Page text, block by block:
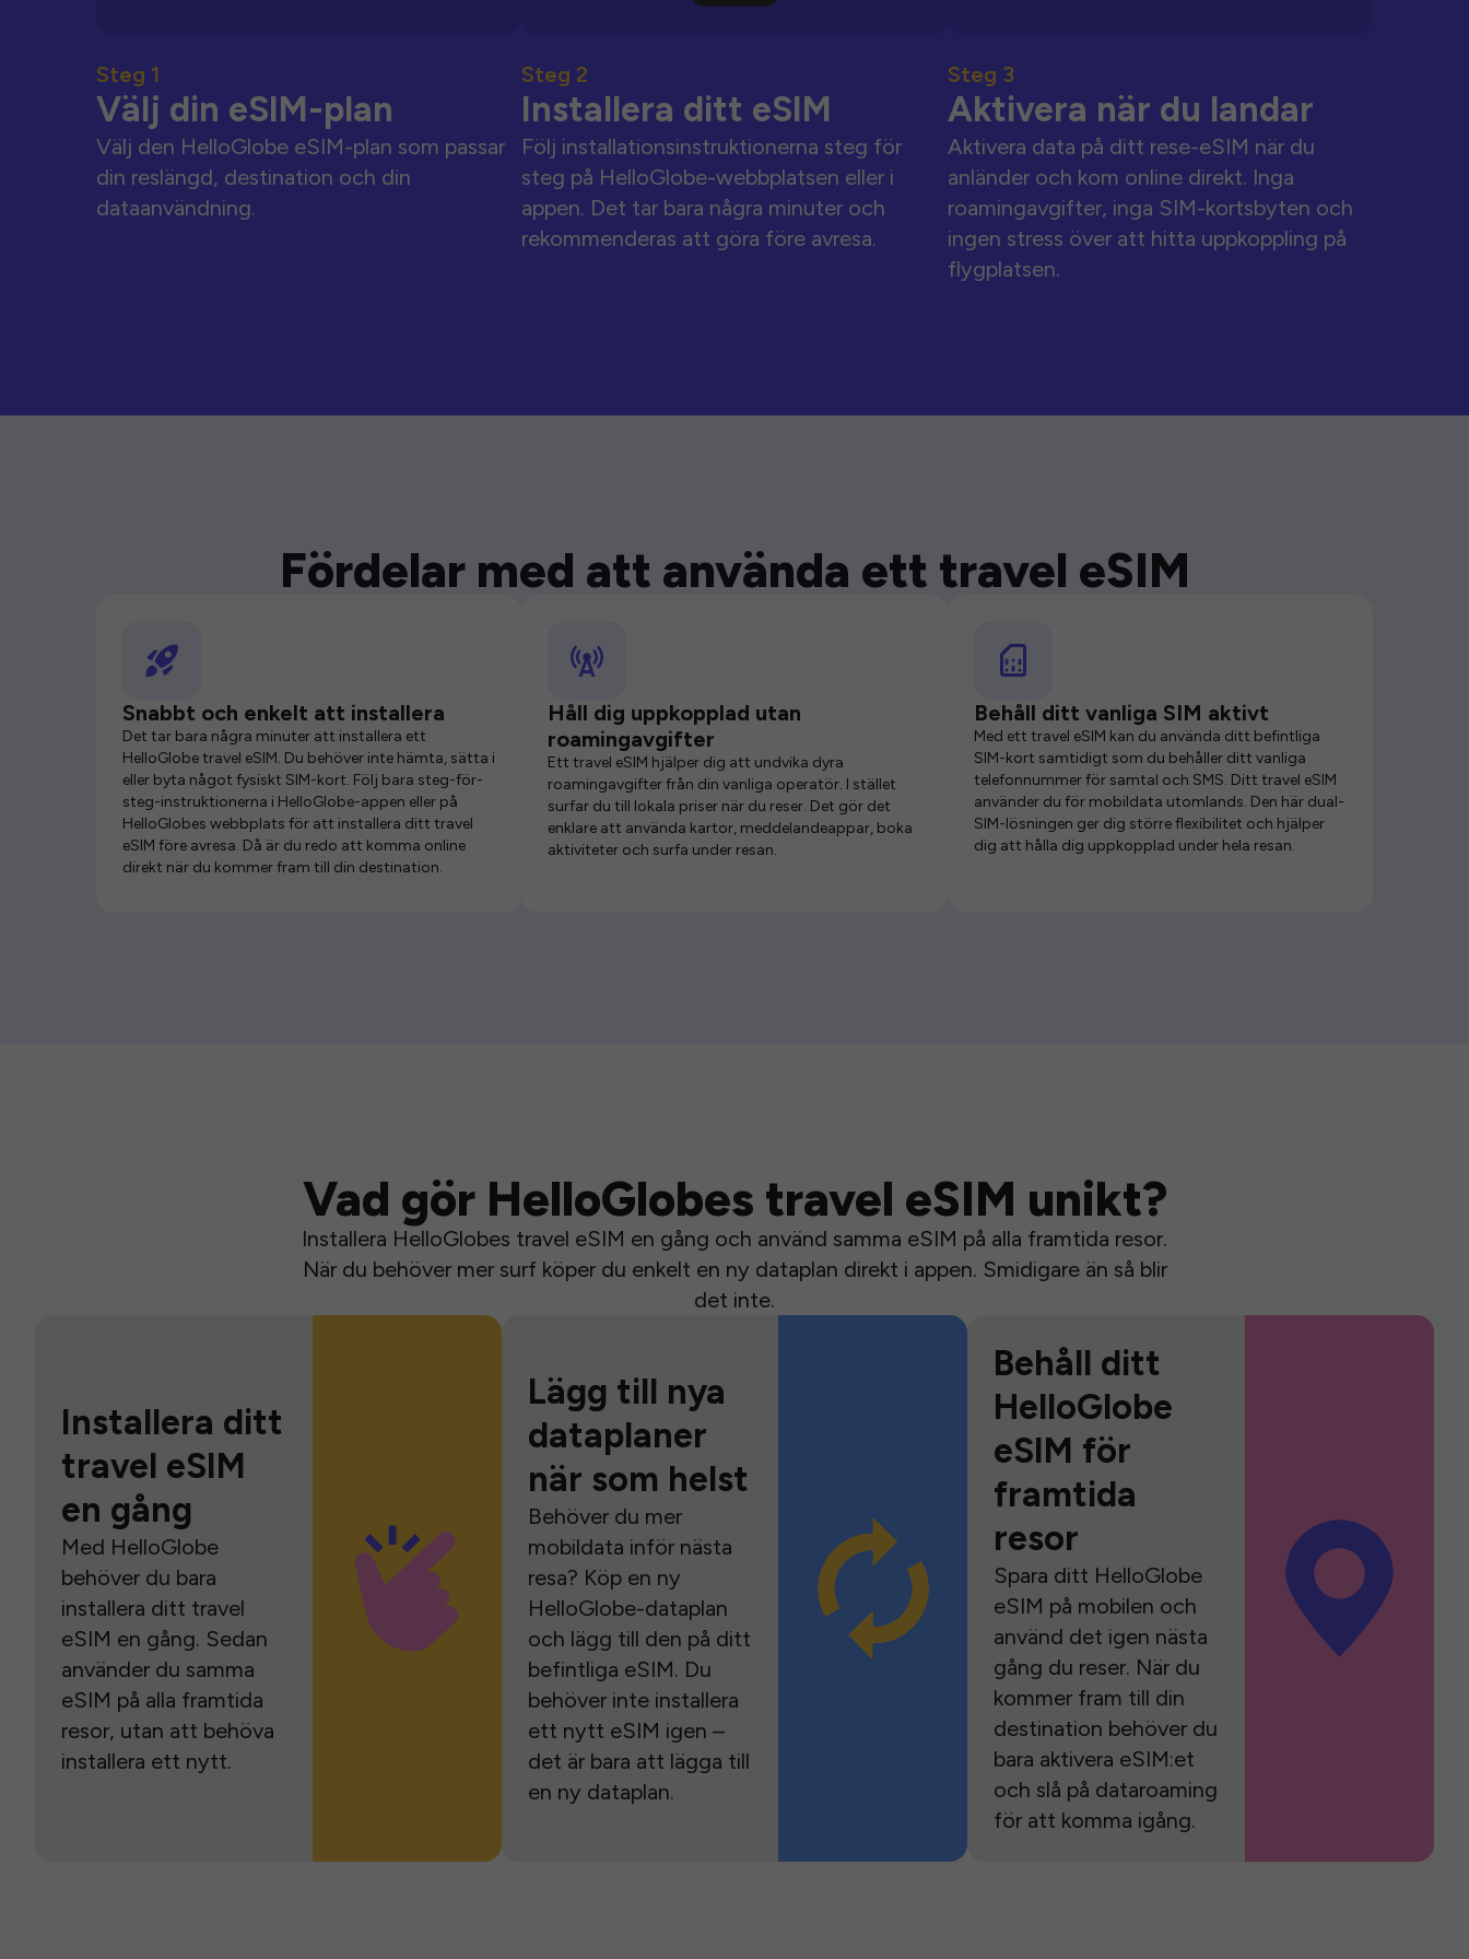
Steg 1
Välj din eSIM-plan
Välj den HelloGlobe eSIM-plan som passar
din reslängd, destination och din
dataanvändning.
Steg 2
Installera ditt eSIM
Följ installationsinstruktionerna steg för
steg på HelloGlobe-webbplatsen eller i
appen. Det tar bara några minuter och
rekommenderas att göra före avresa.
Steg 3
Aktivera när du landar
Aktivera data på ditt rese-eSIM när du
anländer och kom online direkt. Inga
roamingavgifter, inga SIM-kortsbyten och
ingen stress över att hitta uppkoppling på
flygplatsen.
Fördelar med att använda ett travel eSIM
Snabbt och enkelt att installera
Det tar bara några minuter att installera ett
HelloGlobe travel eSIM. Du behöver inte hämta, sätta i
eller byta något fysiskt SIM-kort. Följ bara steg-för-
steg-instruktionerna i HelloGlobe-appen eller på
HelloGlobes webbplats för att installera ditt travel
eSIM före avresa. Då är du redo att komma online
direkt när du kommer fram till din destination.
Håll dig uppkopplad utan
roamingavgifter
Ett travel eSIM hjälper dig att undvika dyra
roamingavgifter från din vanliga operatör. I stället
surfar du till lokala priser när du reser. Det gör det
enklare att använda kartor, meddelandeappar, boka
aktiviteter och surfa under resan.
Behåll ditt vanliga SIM aktivt
Med ett travel eSIM kan du använda ditt befintliga
SIM-kort samtidigt som du behåller ditt vanliga
telefonnummer för samtal och SMS. Ditt travel eSIM
använder du för mobildata utomlands. Den här dual-
SIM-lösningen ger dig större flexibilitet och hjälper
dig att hålla dig uppkopplad under hela resan.
Vad gör HelloGlobes travel eSIM unikt?
Installera HelloGlobes travel eSIM en gång och använd samma eSIM på alla framtida resor.
När du behöver mer surf köper du enkelt en ny dataplan direkt i appen. Smidigare än så blir
det inte.
Installera ditt
travel eSIM
en gång
Med HelloGlobe
behöver du bara
installera ditt travel
eSIM en gång. Sedan
använder du samma
eSIM på alla framtida
resor, utan att behöva
installera ett nytt.
Lägg till nya
dataplaner
när som helst
Behöver du mer
mobildata inför nästa
resa? Köp en ny
HelloGlobe-dataplan
och lägg till den på ditt
befintliga eSIM. Du
behöver inte installera
ett nytt eSIM igen –
det är bara att lägga till
en ny dataplan.
Behåll ditt
HelloGlobe
eSIM för
framtida
resor
Spara ditt HelloGlobe
eSIM på mobilen och
använd det igen nästa
gång du reser. När du
kommer fram till din
destination behöver du
bara aktivera eSIM:et
och slå på dataroaming
för att komma igång.